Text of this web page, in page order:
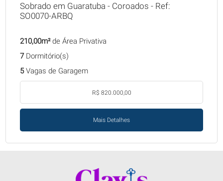
Sobrado em Guaratuba - Coroados - Ref:
SO0070-ARBQ
210,00m²de Área Privativa
7Dormitório(s)
5Vagas de Garagem
R$ 820.000,00
Mais Detalhes